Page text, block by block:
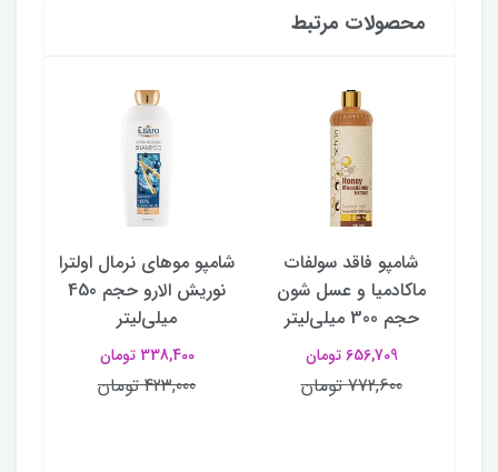
محصولات مرتبط
شامپو فاقد سولفات
ماکادمیا و عسل شون
حجم 300 میلی‌لیتر
656,709 تومان
772,600 تومان
شامپو موهای نرمال اولترا
نوریش الارو حجم 450
میلی‌لیتر
338,400 تومان
423,000 تومان